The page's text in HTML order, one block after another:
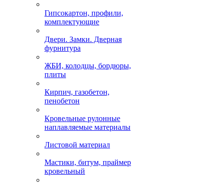
Гипсокартон, профили,
комплектующие
Двери. Замки. Дверная
фурнитура
ЖБИ, колодцы, бордюры,
плиты
Кирпич, газобетон,
пенобетон
Кровельные рулонные
наплавляемые материалы
Листовой материал
Мастики, битум, праймер
кровельный